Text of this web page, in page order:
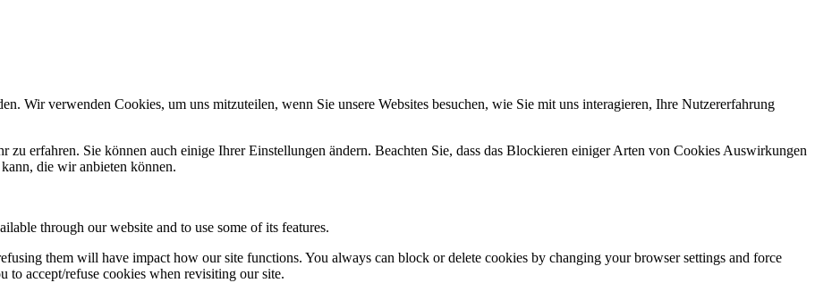
Wir verwenden Cookies, um uns mitzuteilen, wenn Sie unsere Websites besuchen, wie Sie mit uns interagieren, Ihre Nutzererfahrung
erfahren. Sie können auch einige Ihrer Einstellungen ändern. Beachten Sie, dass das Blockieren einiger Arten von Cookies Auswirkungen
die wir anbieten können.
through our website and to use some of its features.
them will have impact how our site functions. You always can block or delete cookies by changing your browser settings and force
accept/refuse cookies when revisiting our site.